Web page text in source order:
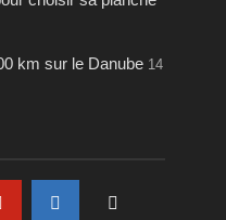
km sur le Danube 14